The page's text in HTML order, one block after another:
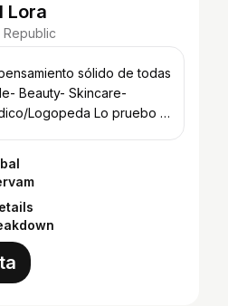
Lora
Republic
sólido de todas
Beauty- Skincare-
Logopeda Lo pruebo y